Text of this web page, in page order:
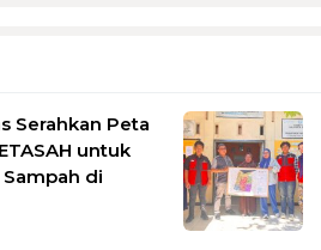
Serahkan Peta
untuk
di